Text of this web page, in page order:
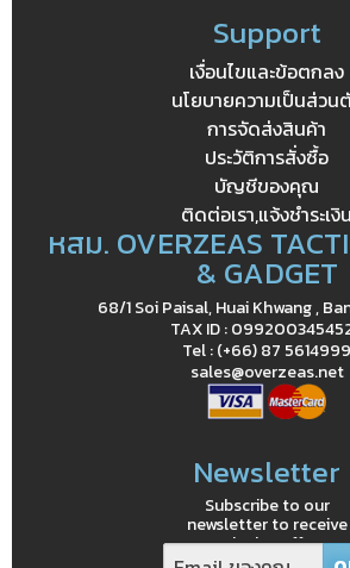
Support
เงื่อนไขและข้อตกลง
นโยบายความเป็นส่วน
การจัดส่งสินค้า
ประวัติการสั่งซื้อ
บัญชีของคุณ
ติดต่อเรา,แจ้งชำระเงิน
หสม. OVERZEAS
& GADGET
68/1 Soi Paisal, Huai Khwang ,
TAX ID :
Tel : (+66) 87 5614999
sales@overzeas.net
Newsletter
Subscribe to our
newsletter to receive
exclusive offers